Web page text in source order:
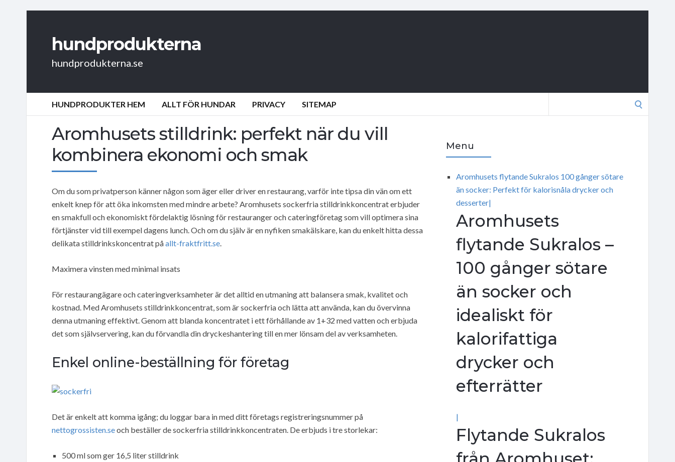
hundprodukterna
hundprodukterna.se
HUNDPRODUKTER HEM ALLT FÖR HUNDAR PRIVACY SITEMAP
Aromhusets stilldrink: perfekt när du vill
kombinera ekonomi och smak
Om du som privatperson känner någon som äger eller driver en restaurang, varför inte tipsa din vän om ett
enkelt knep för att öka inkomsten med mindre arbete? Aromhusets sockerfria stilldrinkkoncentrat erbjuder
en smakfull och ekonomiskt fördelaktig lösning för restauranger och cateringföretag som vill optimera sina
förtjänster vid till exempel dagens lunch. Och om du själv är en nyfiken smakälskare, kan du enkelt hitta dessa
delikata stilldrinkskoncentrat påallt-fraktfritt.se.
Maximera vinsten med minimal insats
För restaurangägare och cateringverksamheter är det alltid en utmaning att balansera smak, kvalitet och
kostnad. Med Aromhusets stilldrinkkoncentrat, som är sockerfria och lätta att använda, kan du övervinna
denna utmaning effektivt. Genom att blanda koncentratet i ett förhållande av 1+32 med vatten och erbjuda
det som självservering, kan du förvandla din dryckeshantering till en mer lönsam del av verksamheten.
Enkel online-beställning för företag
Det är enkelt att komma igång; du loggar bara in med ditt företags registreringsnummer på
nettogrossisten.seoch beställer de sockerfria stilldrinkkoncentraten. De erbjuds i tre storlekar:
500 ml som ger 16,5 liter stilldrink
Menu
Aromhusets flytande Sukralos 100 gånger sötare
än socker: Perfekt för kalorisnåla drycker och
desserter|
Aromhusets
flytande Sukralos –
100 gånger sötare
än socker och
idealiskt för
kalorifattiga
drycker och
efterrätter
|
Flytande Sukralos